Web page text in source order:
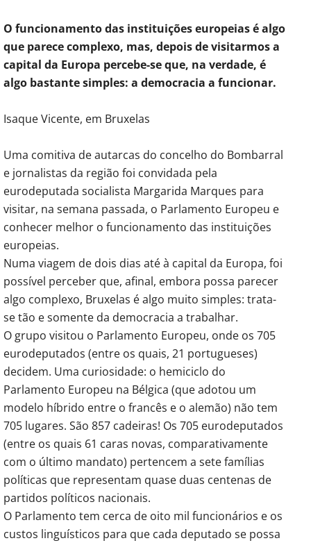
O funcionamento das instituições europeias é algo
que parece complexo, mas, depois de visitarmos a
capital da Europa percebe-se que, na verdade, é
algo bastante simples: a democracia a funcionar.
Isaque Vicente, em Bruxelas
Uma comitiva de autarcas do concelho do Bombarral
e jornalistas da região foi convidada pela
eurodeputada socialista Margarida Marques para
visitar, na semana passada, o Parlamento Europeu e
conhecer melhor o funcionamento das instituições
europeias.
Numa viagem de dois dias até à capital da Europa, foi
possível perceber que, afinal, embora possa parecer
algo complexo, Bruxelas é algo muito simples: trata-
se tão e somente da democracia a trabalhar.
O grupo visitou o Parlamento Europeu, onde os 705
eurodeputados (entre os quais, 21 portugueses)
decidem. Uma curiosidade: o hemiciclo do
Parlamento Europeu na Bélgica (que adotou um
modelo híbrido entre o francês e o alemão) não tem
705 lugares. São 857 cadeiras! Os 705 eurodeputados
(entre os quais 61 caras novas, comparativamente
com o último mandato) pertencem a sete famílias
políticas que representam quase duas centenas de
partidos políticos nacionais.
O Parlamento tem cerca de oito mil funcionários e os
custos linguísticos para que cada deputado se possa